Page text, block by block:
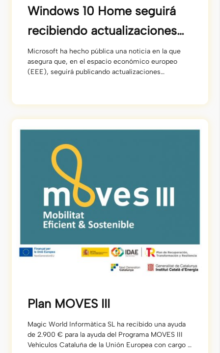
Windows 10 Home seguirá
recibiendo actualizaciones
en Europa
Microsoft ha hecho pública una noticia en la que
asegura que, en el espacio económico europeo
(EEE), seguirá publicando actualizaciones
hasta dentro de un año, el 14 de octubre de 2026.
Plan MOVES III
Magic World Informàtica SL ha recibido una ayuda
de 2.900 € para la ayuda del Programa MOVES III
Vehículos Cataluña de la Unión Europea con cargo al